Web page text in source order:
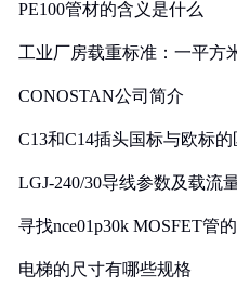
PE100管材的含义是什么
工业厂房载重标准：一平方
CONOSTAN公司简介
C13和C14插头国标与欧标
LGJ-240/30导线参数及载流
寻找nce01p30k MOSFET管
电梯的尺寸有哪些规格